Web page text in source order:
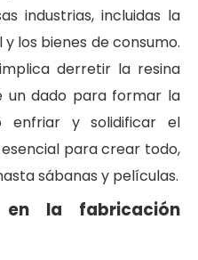
industrias, incluidas la
los bienes de consumo.
derretir la resina
un dado para formar la
enfriar y solidificar el
para crear todo,
sábanas y películas.
la fabricación